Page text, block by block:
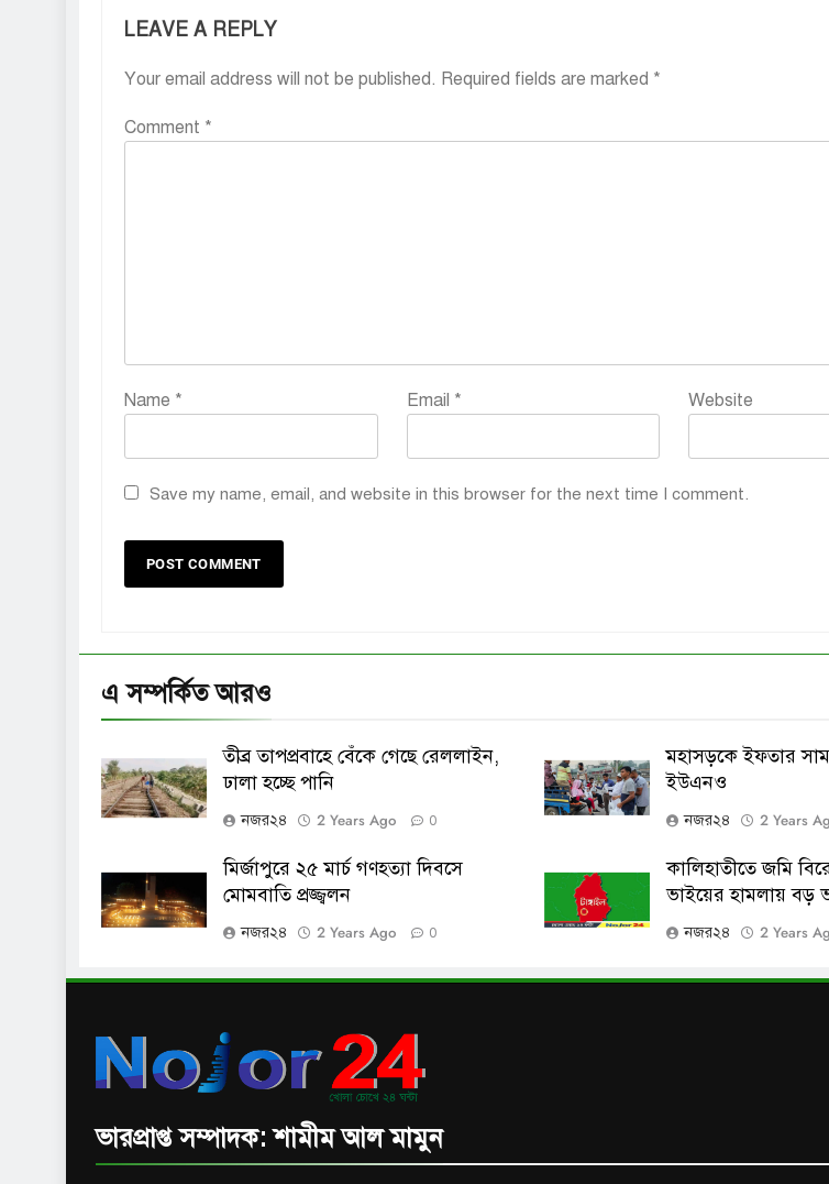
LEAVE A REPLY
Your email address will not be published. Required fields are marked *
Comment *
Name * Email * Website
Save my name, email, and website in this browser for the next time I comment.
এ সম্পর্কিত আরও
তীব্র তাপপ্রবাহে বেঁকে গেছে রেললাইন,
ঢালা হচ্ছে পানি
নজর২৪ 2 Years Ago 0
মহাসড়কে ইফতার
ইউএনও
নজর২৪ 2 Years
মির্জাপুরে ২৫ মার্চ গণহত্যা দিবসে
মোমবাতি প্রজ্জ্বলন
নজর২৪ 2 Years Ago 0
কালিহাতীতে জমি
ভাইয়ের হামলায় বড়
নজর২৪ 2 Years
ভারপ্রাপ্ত সম্পাদক: শামীম আল মামুন